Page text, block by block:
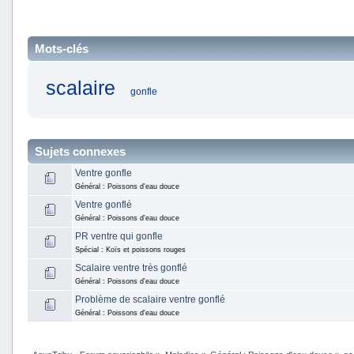
Mots-clés
scalaire gonfle
Sujets connexes
Ventre gonfle
Général : Poissons d'eau douce
Ventre gonflé
Général : Poissons d'eau douce
PR ventre qui gonfle
Spécial : Koïs et poissons rouges
Scalaire ventre très gonflé
Général : Poissons d'eau douce
Problème de scalaire ventre gonflé
Général : Poissons d'eau douce